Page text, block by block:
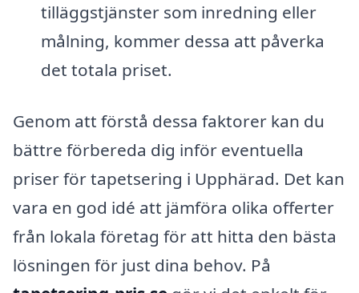
tilläggstjänster som inredning eller
målning, kommer dessa att påverka
det totala priset.
Genom att förstå dessa faktorer kan du
bättre förbereda dig inför eventuella
priser för tapetsering i Upphärad. Det kan
vara en god idé att jämföra olika offerter
från lokala företag för att hitta den bästa
lösningen för just dina behov. På